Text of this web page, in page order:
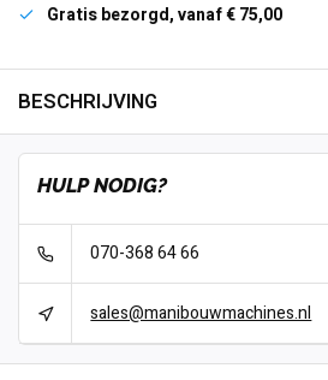
Gratis bezorgd, vanaf € 75,00
BESCHRIJVING
HULP NODIG?
070-368 64 66
sales@manibouwmachines.nl